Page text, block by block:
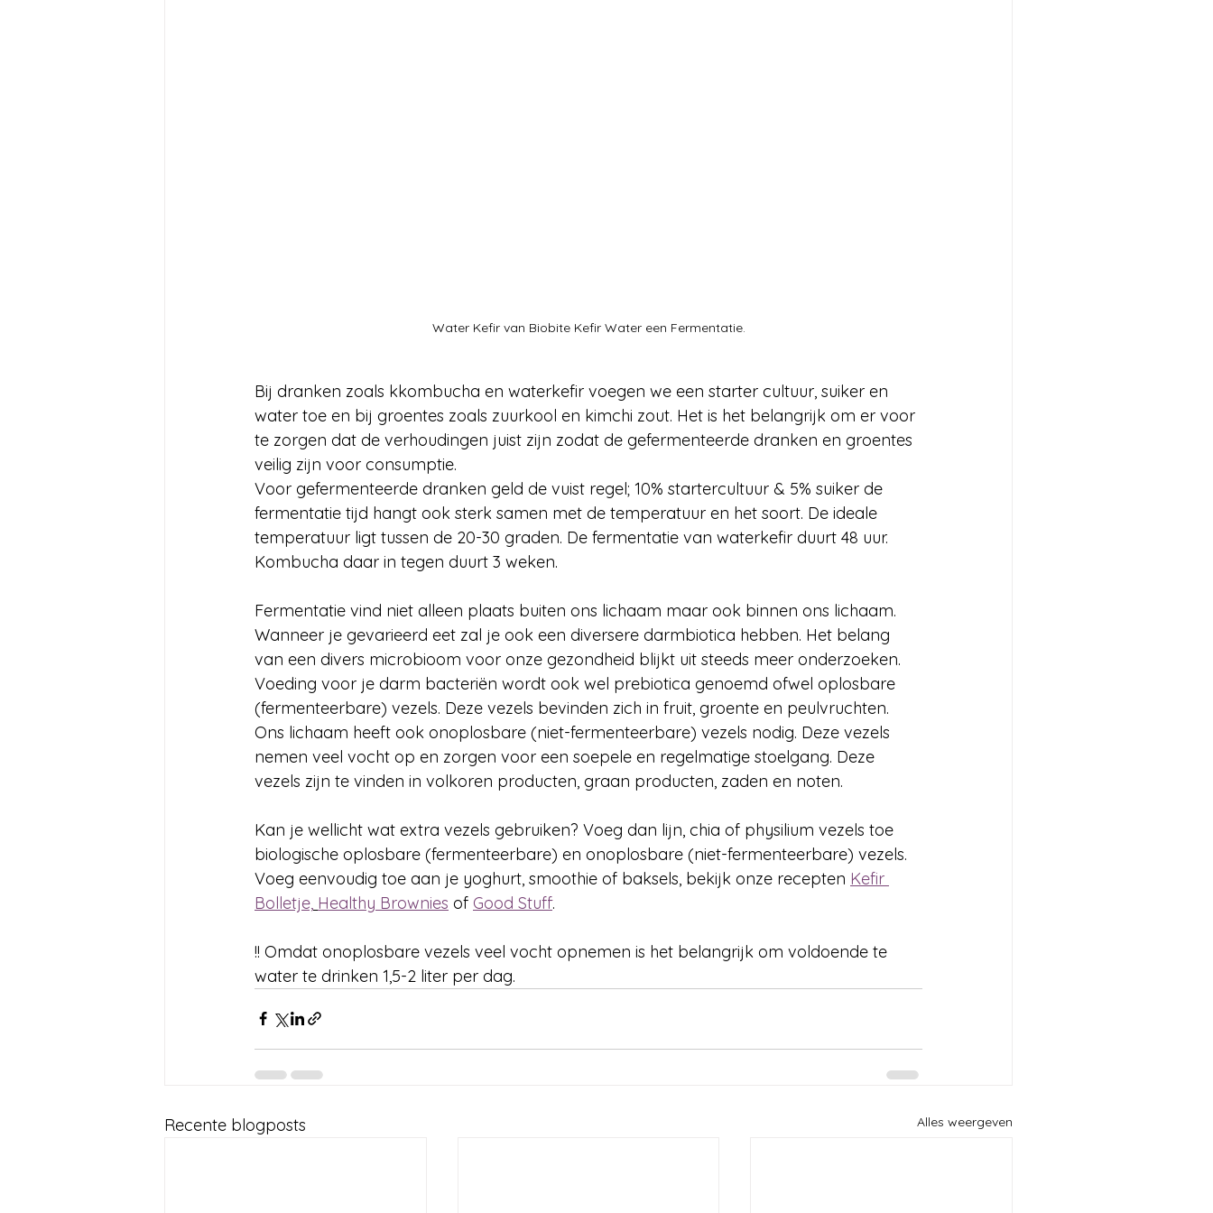
Water Kefir van Biobite Kefir Water een Fermentatie.
Bij dranken zoals kkombucha en waterkefir voegen we een starter cultuur, suiker en
water toe en bij groentes zoals zuurkool en kimchi zout. Het is het belangrijk om er voor
te zorgen dat de verhoudingen juist zijn zodat de gefermenteerde dranken en groentes
veilig zijn voor consumptie.
Voor gefermenteerde dranken geld de vuist regel; 10% startercultuur & 5% suiker de
fermentatie tijd hangt ook sterk samen met de temperatuur en het soort. De ideale
temperatuur ligt tussen de 20-30 graden. De fermentatie van waterkefir duurt 48 uur.
Kombucha daar in tegen duurt 3 weken.
Fermentatie vind niet alleen plaats buiten ons lichaam maar ook binnen ons lichaam.
Wanneer je gevarieerd eet zal je ook een diversere darmbiotica hebben. Het belang
van een divers microbioom voor onze gezondheid blijkt uit steeds meer onderzoeken.
Voeding voor je darm bacteriën wordt ook wel prebiotica genoemd ofwel oplosbare
(fermenteerbare) vezels. Deze vezels bevinden zich in fruit, groente en peulvruchten.
Ons lichaam heeft ook onoplosbare (niet-fermenteerbare) vezels nodig. Deze vezels
nemen veel vocht op en zorgen voor een soepele en regelmatige stoelgang. Deze
vezels zijn te vinden in volkoren producten, graan producten, zaden en noten.
Kan je wellicht wat extra vezels gebruiken? Voeg dan lijn, chia of physilium vezels toe
biologische oplosbare (fermenteerbare) en onoplosbare (niet-fermenteerbare) vezels.
Voeg eenvoudig toe aan je yoghurt, smoothie of baksels, bekijk onze recepten Kefir
Bolletje, Healthy Brownies of Good Stuff.
!! Omdat onoplosbare vezels veel vocht opnemen is het belangrijk om voldoende te
water te drinken 1,5-2 liter per dag.
Recente blogposts Alles weergeven